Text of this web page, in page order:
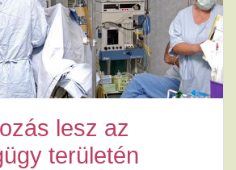
lesz az
területén